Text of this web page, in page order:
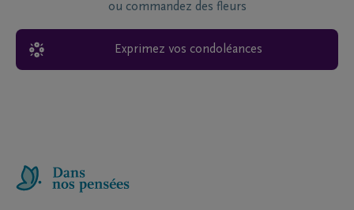
ou commandez des fleurs
Exprimez vos condoléances